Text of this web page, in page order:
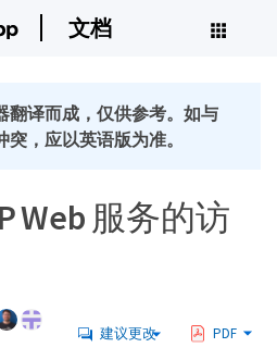
文档
翻译而成，仅供参考。如与
，应以英语版为准。
Web 服务的访
建议更改 PDF